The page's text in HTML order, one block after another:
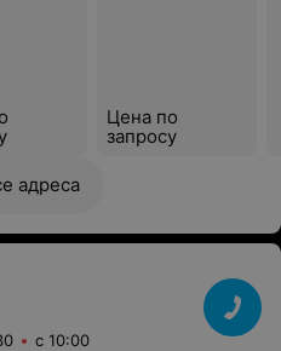
Цена по
запросу
адреса
с 10:00